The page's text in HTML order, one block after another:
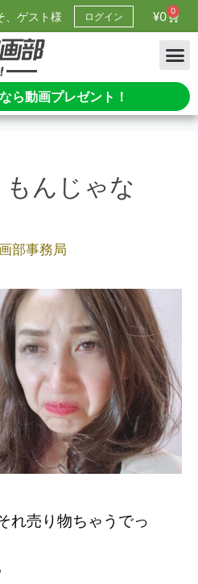
、ゲスト様 ログイン ¥0 0
ら動画プレゼント！
もんじゃな
部事務局
れ売り物ちゃうでっ